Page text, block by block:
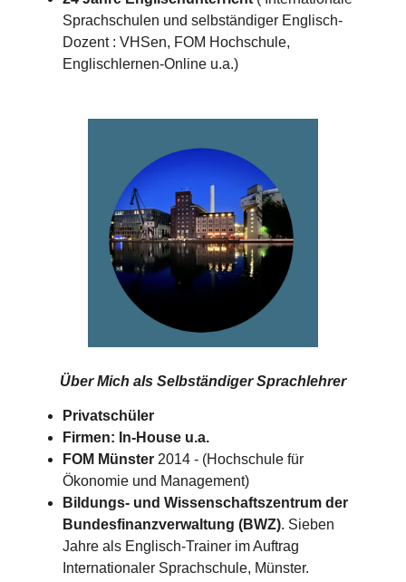
Sprachschulen und selbständiger Englisch-
Dozent : VHSen, FOM Hochschule,
Englischlernen-Online u.a.)
Über Mich als Selbständiger Sprachlehrer
Privatschüler
Firmen: In-House u.a.
FOM Münster2014 - (Hochschule für
Ökonomie und Management)
Bildungs- und Wissenschaftszentrum der
Bundesfinanzverwaltung (BWZ). Sieben
Jahre als Englisch-Trainer im Auftrag
Internationaler Sprachschule, Münster.